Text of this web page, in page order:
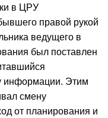
в ЦРУ
правой рукой
ведущего в
был поставлен
информации. Этим
смену
от планирования и